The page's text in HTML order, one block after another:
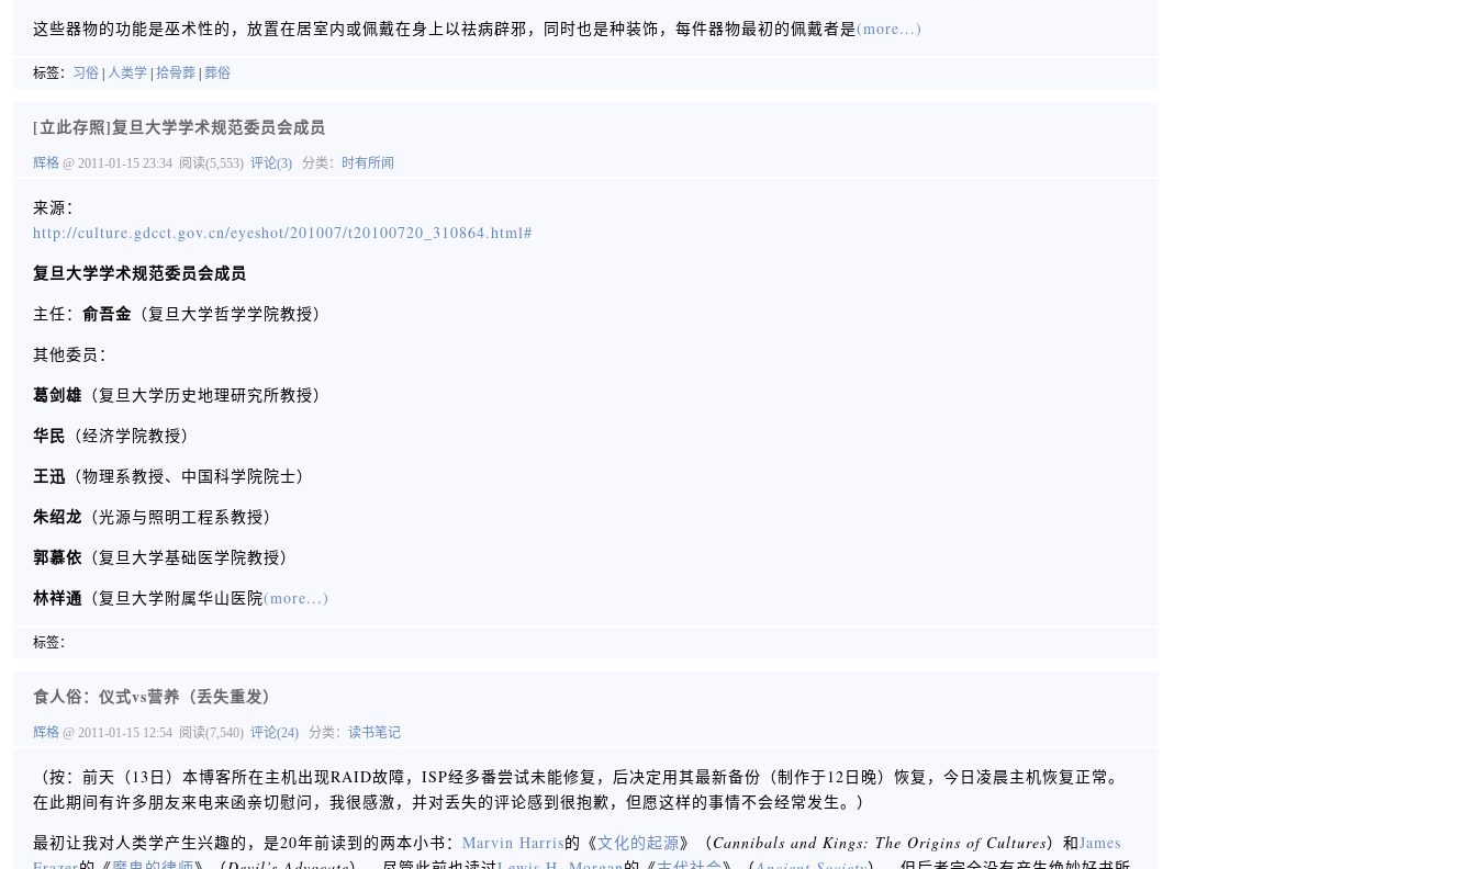
这些器物的功能是巫术性的，放置在居室内或佩戴在身上以祛病辟邪，同时也是种装饰，每件器物最初的佩戴者是(more...)
标签： 习俗 人类学 拾骨葬 葬俗
[立此存照]复旦大学学术规范委员会成员
辉格 @ 2011-01-15 23:34 阅读(5,553) 评论(3) 分类： 时有所闻
来源：
http://culture.gdcct.gov.cn/eyeshot/201007/t20100720_310864.html#
复旦大学学术规范委员会成员
主任： 俞吾金 （复旦大学哲学学院教授）
其他委员：
葛剑雄 （复旦大学历史地理研究所教授）
华民 （经济学院教授）
王迅 （物理系教授、中国科学院院士）
朱绍龙 （光源与照明工程系教授）
郭慕依 （复旦大学基础医学院教授）
林祥通 （复旦大学附属华山医院(more...)
标签：
食人俗：仪式vs营养（丢失重发）
辉格 @ 2011-01-15 12:54 阅读(7,540) 评论(24) 分类： 读书笔记
（按：前天（13日）本博客所在主机出现RAID故障，ISP经多番尝试未能修复，后决定用其最新备份（制作于12日晚）恢复，今日凌晨主机恢复正常。
在此期间有许多朋友来电来函亲切慰问，我很感激，并对丢失的评论感到很抱歉，但愿这样的事情不会经常发生。）
最初让我对人类学产生兴趣的，是20年前读到的两本小书： Marvin Harris的《文化的起源》（Cannibals and Kings: The Origins of Cultures）和James